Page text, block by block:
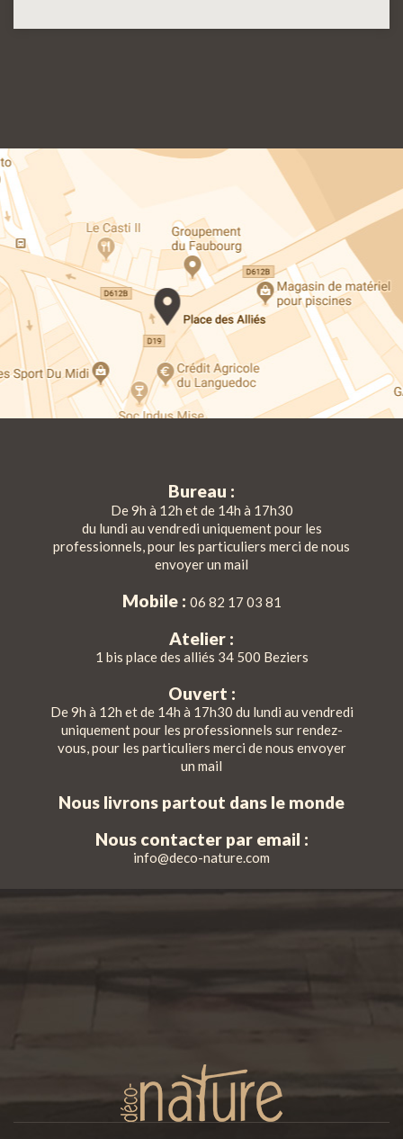
Bureau :
De 9h à 12h et de 14h à 17h30
du lundi au vendredi uniquement pour les
professionnels, pour les particuliers merci de nous
envoyer un mail
Mobile : 06 82 17 03 81
Atelier :
1 bis place des alliés 34 500 Beziers
Ouvert :
De 9h à 12h et de 14h à 17h30 du lundi au vendredi
uniquement pour les professionnels sur rendez-
vous, pour les particuliers merci de nous envoyer
un mail
Nous livrons partout dans le monde
Nous contacter par email :
info@deco-nature.com